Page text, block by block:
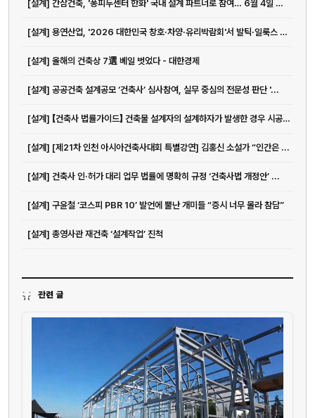
[설계] 간삼건축, '퐁피두센터 한화' 국내 설계 파트너로 참여… 6월 4일 여의도...
[설계] 용연산업, '2026 대한민국 창호·차양·유리박람회'서 발틱·일룩스 제품...
[설계] 올해의 건축상 7選 베일 벗었다 - 대한경제
[설계] 공공건축 설계공모 ‘건축사’ 심사참여, 실무 중심의 전문성 판단 '...
[설계] 【건축사 법률가이드】 건축물 설계자의 설계하자가 발생한 경우 시공과...
[설계] [제21차 인천 아시아건축사대회 특별강연] 김홍신 소설가 “인간은 ...
[설계] 건축사 인·허가 대리 업무 법률에 명확히 규정 ‘건축사법 개정안’ ...
[설계] 구윤철 ‘코스피 PBR 10’ 발언에 뿔난 개미들 “증시 너무 몰라 참담”
[설계] 총영사관 재건축 ‘설계작업’ 진척
관련 글